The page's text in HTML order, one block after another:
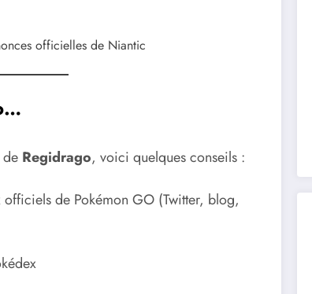
officielles de Niantic
de Regidrago, voici quelques conseils :
officiels de Pokémon GO (Twitter, blog,